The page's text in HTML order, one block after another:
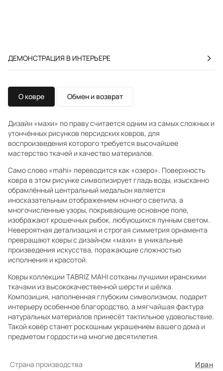
ДЕМОНСТРАЦИЯ В ИНТЕРЬЕРЕ
О ковре Обмен и возврат
Дизайн «махи» по праву считается одним из самых сложных и
утончённых рисунков персидских ковров, для
воспроизведения которого требуется высочайшее
мастерство ткачей и качество материалов.
Само слово «mahi» переводится как «озеро». Поверхность
ковра в этом рисунке символизирует гладь воды, изысканно
обрамлённый центральный медальон является
иносказательным отображением ночного светила, а
многочисленные узоры, покрывающие основное поле,
изображают крошечных рыбок, любующихся лунным светом.
Невероятная детализация и строгая симметрия орнамента
превращают ковры с дизайном «махи» в уникальные
произведения искусства, поражающие сложностью
исполнения и красотой.
Ковры коллекции TABRIZ MAHI сотканы лучшими иранскими
ткачами из высококачественной шерсти и шёлка.
Композиция, наполненная глубоким символизмом, подарит
интерьеру особенное благородство, а мягчайшая фактура
натуральных материалов принесёт тактильное удовольствие.
Такой ковёр станет роскошным украшением вашего дома и
предметом гордости на многие десятилетия.
Страна производства Иран